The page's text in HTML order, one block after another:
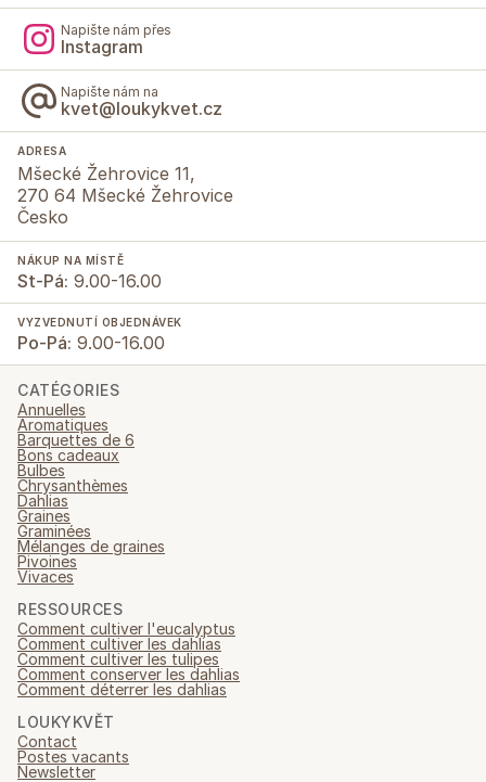
Napište nám přes
Instagram
Napište nám na
kvet@loukykvet.cz
ADRESA
Mšecké Žehrovice 11,
270 64 Mšecké Žehrovice
Česko
NÁKUP NA MÍSTĚ
St-Pá: 9.00-16.00
VYZVEDNUTÍ OBJEDNÁVEK
Po-Pá: 9.00-16.00
CATÉGORIES
Annuelles
Aromatiques
Barquettes de 6
Bons cadeaux
Bulbes
Chrysanthèmes
Dahlias
Graines
Graminées
Mélanges de graines
Pivoines
Vivaces
RESSOURCES
Comment cultiver l'eucalyptus
Comment cultiver les dahlias
Comment cultiver les tulipes
Comment conserver les dahlias
Comment déterrer les dahlias
LOUKYKVĚT
Contact
Postes vacants
Newsletter